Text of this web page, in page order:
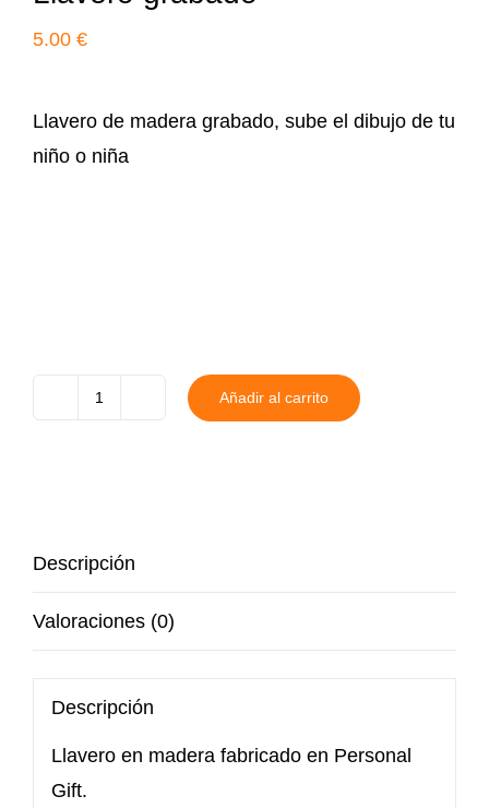
5.00 €
Llavero de madera grabado, sube el dibujo de tu
niño o niña
Añadir al carrito
Descripción
Valoraciones (0)
Descripción
Llavero en madera fabricado en Personal
Gift.